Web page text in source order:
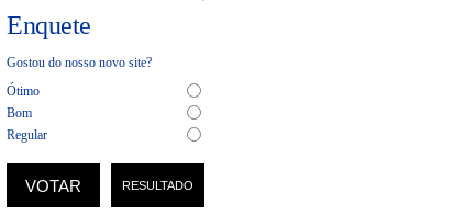
Enquete
Gostou do nosso novo site?
Ótimo
Bom
Regular